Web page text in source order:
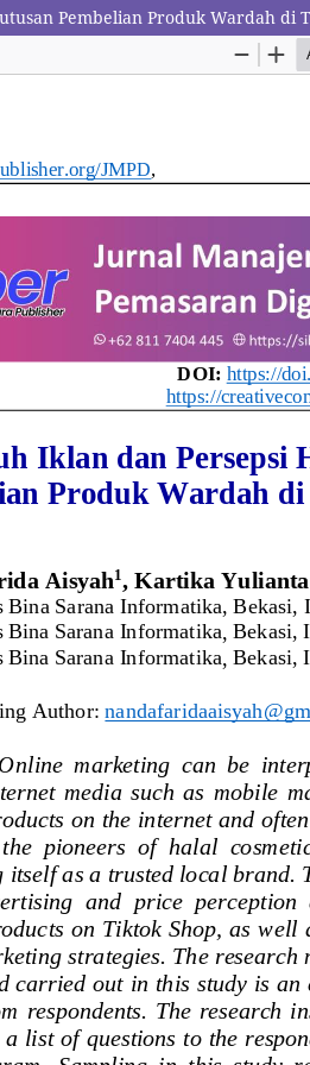
Pembelian Produk Wardah di